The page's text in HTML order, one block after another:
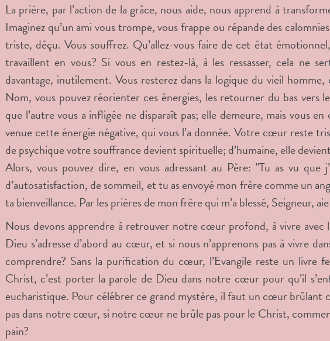
La prière, par l’action de la grâce, nous aide, nous apprend à
Imaginez qu’un ami vous trompe, vous frappe ou répande des
triste, déçu. Vous souffrez. Qu’allez-vous faire de cet état
travaillent en vous? Si vous en restez-là, à les ressasser, cela ne
davantage, inutilement. Vous resterez dans la logique du vieil
Nom, vous pouvez réorienter ces énergies, les retourner du bas vers
que l’autre vous a infligée ne disparaît pas; elle demeure, mais vous
venue cette énergie négative, qui vous l’a donnée. Votre cœur reste
de psychique votre souffrance devient spirituelle; d’humaine, elle
Alors, vous pouvez dire, en vous adressant au Père: "Tu as vu que
d’autosatisfaction, de sommeil, et tu as envoyé mon frère comme un
ta bienveillance. Par les prières de mon frère qui m’a blessé, Seigneur,
Nous devons apprendre à retrouver notre cœur profond, à vivre avec
Dieu s’adresse d’abord au cœur, et si nous n’apprenons pas à vivre
comprendre? Sans la purification du cœur, l’Evangile reste un livre
Christ, c’est porter la parole de Dieu dans notre cœur pour qu’il
eucharistique. Pour célébrer ce grand mystère, il faut un cœur brûlant
pas dans notre cœur, si notre cœur ne brûle pas pour le Christ,
pain?